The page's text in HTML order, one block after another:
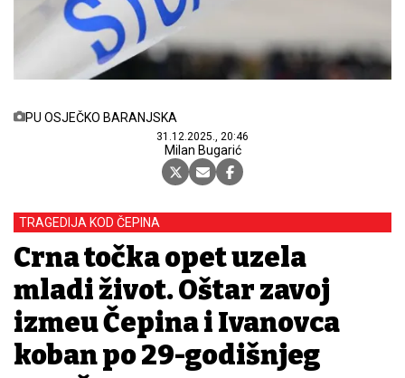
PU OSJEČKO BARANJSKA
31.12.2025., 20:46
Milan Bugarić
TRAGEDIJA KOD ČEPINA
Crna točka opet uzela
mladi život. Oštar zavoj
između Čepina i Ivanovca
koban po 29-godišnjeg